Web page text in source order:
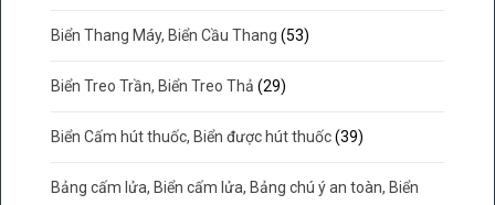
Biển Thang Máy, Biển Cầu Thang (53)
Biển Treo Trần, Biển Treo Thả (29)
Biển Cấm hút thuốc, Biển được hút thuốc (39)
Bảng cấm lửa, Biển cấm lửa, Bảng chú ý an toàn, Biển